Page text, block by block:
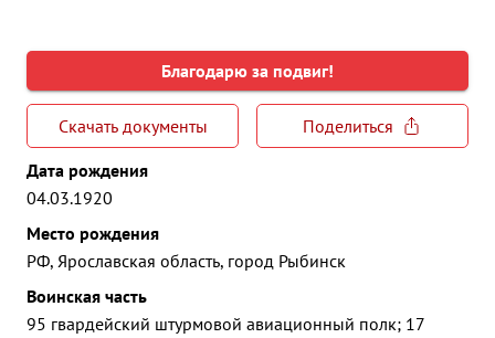
Благодарю за подвиг!
Скачать документы
Поделиться
Дата рождения
04.03.1920
Место рождения
РФ, Ярославская область, город Рыбинск
Воинская часть
95 гвардейский штурмовой авиационный полк; 17